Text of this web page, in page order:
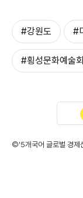
#강원도 #
#횡성문화예술
©'5개국어 글로벌 경제